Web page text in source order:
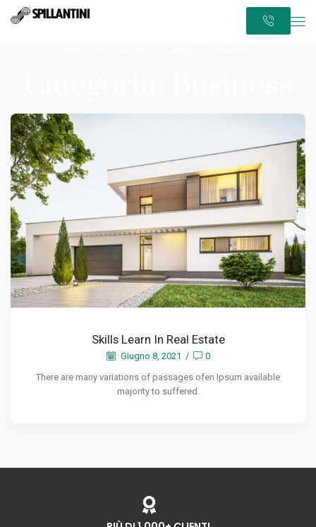
Skills Learn In Real Estate
Giugno 8, 2021 /
0
There are many variations of passages ofen Ipsum available
majority to suffered.